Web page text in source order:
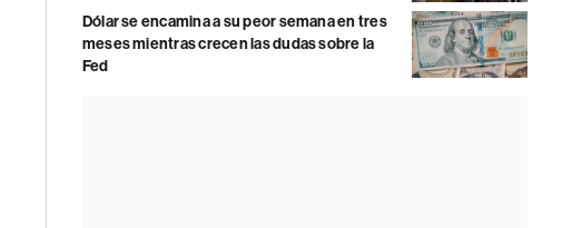
Dólar se encamina a su peor semana en tres
meses mientras crecen las dudas sobre la
Fed